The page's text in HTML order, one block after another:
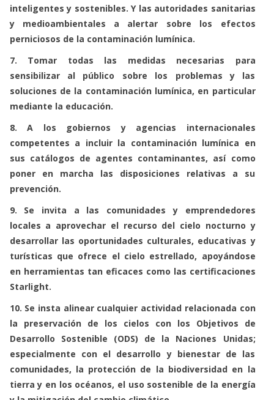
inteligentes y sostenibles. Y las autoridades sanitarias
y medioambientales a alertar sobre los efectos
perniciosos de la contaminación lumínica.
7. Tomar todas las medidas necesarias para
sensibilizar al público sobre los problemas y las
soluciones de la contaminación lumínica, en particular
mediante la educación.
8. A los gobiernos y agencias internacionales
competentes a incluir la contaminación lumínica en
sus catálogos de agentes contaminantes, así como
poner en marcha las disposiciones relativas a su
prevención.
9. Se invita a las comunidades y emprendedores
locales a aprovechar el recurso del cielo nocturno y
desarrollar las oportunidades culturales, educativas y
turísticas que ofrece el cielo estrellado, apoyándose
en herramientas tan eficaces como las certificaciones
Starlight.
10. Se insta alinear cualquier actividad relacionada con
la preservación de los cielos con los Objetivos de
Desarrollo Sostenible (ODS) de la Naciones Unidas;
especialmente con el desarrollo y bienestar de las
comunidades, la protección de la biodiversidad en la
tierra y en los océanos, el uso sostenible de la energía